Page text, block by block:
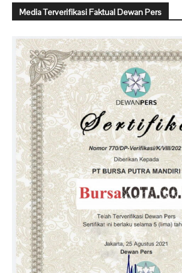
Media Terverifikasi Faktual Dewan Pers